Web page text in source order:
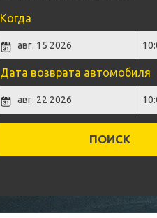
Когда
Дата возврата автомобиля
ПОИСК